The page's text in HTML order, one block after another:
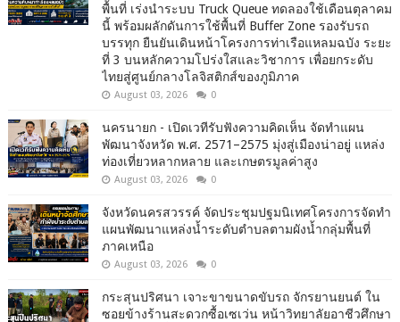
พื้นที่ เร่งนำระบบ Truck Queue ทดลองใช้เดือนตุลาคม
นี้ พร้อมผลักดันการใช้พื้นที่ Buffer Zone รองรับรถ
บรรทุก ยืนยันเดินหน้าโครงการท่าเรือแหลมฉบัง ระยะ
ที่ 3 บนหลักความโปร่งใสและวิชาการ เพื่อยกระดับ
ไทยสู่ศูนย์กลางโลจิสติกส์ของภูมิภาค
August 03, 2026 0
นครนายก - เปิดเวทีรับฟังความคิดเห็น จัดทำแผน
พัฒนาจังหวัด พ.ศ. 2571–2575 มุ่งสู่เมืองน่าอยู่ แหล่ง
ท่องเที่ยวหลากหลาย และเกษตรมูลค่าสูง
August 03, 2026 0
จังหวัดนครสวรรค์ จัดประชุมปฐมนิเทศโครงการจัดทำ
แผนพัฒนาแหล่งน้ำระดับตำบลตามผังน้ำกลุ่มพื้นที่
ภาคเหนือ
August 03, 2026 0
กระสุนปริศนา เจาะขาขนาดขับรถ จักรยานยนต์ ใน
ซอยข้างร้านสะดวกซื้อเซเว่น หน้าวิทยาลัยอาชีวศึกษา